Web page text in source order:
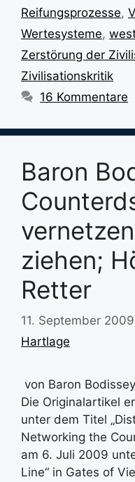
Reifungsprozesse,
Wertesysteme,
Zerstörung der
Zivilisationskritik
16 Kommentare
Baron
ziehen;
Retter
11. September 2009
Hartlage
von Baron
Die Originalartikel
unter dem Titel
Networking the
am 6. Juli 2009
Line“ in Gates of